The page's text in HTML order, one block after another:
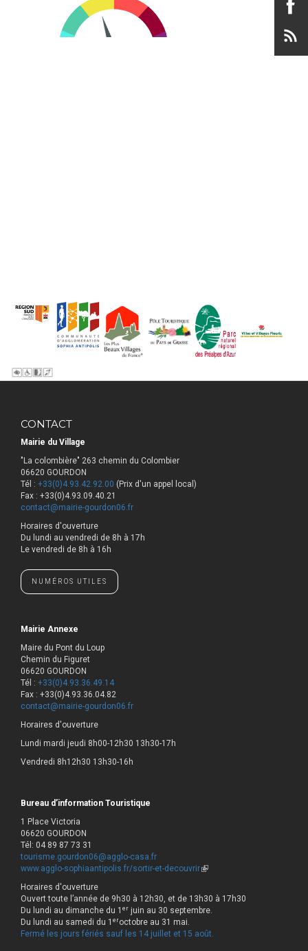
CONTACT
Mairie du Village
"La colombière" 263 chemin du Colombier
06620 GOURDON
Tél : +33(0)4.93.42.92.00 (Prix d'un appel local)
Fax : +33(0)4.93.09.40.21
contact@mairie-gourdon06.fr
Horaires d'ouverture
​Du lundi au vendredi de 8h à 17h
Le vendredi de 8h à 16h
NUMÉROS UTILES
Mairie Annexe
Maire du Pont du Loup
Chemin du Figuret
06620 GOURDON
Tél : +33(0)4.93.36.49.14
Fax : +33(0)4.93.36.04.82
contact@mairie-gourdon06.fr
Horaires d'ouverture
Lundi mardi jeudi 8h00-12h30 13h30-17h
Vendredi 8h12h30 13h30-16h
Bureau d’information Touristique
1 Place Victoria
06620 GOURDON
Tél: 04 89 87 73 31
tourisme.gourdon06@agglo-casa.fr
www.agglo-sophiaantipolis.fr/sortir-et-decouvrir(link
Horaires d'ouverture
Ouvert toute l’année de 9h30 à 12h30, et de 13h30 à 17h30
Du lundi au dimanche du 1 er juin au 30 septembre.
Du lundi au samedi du 1 eroctobre au 31 mai.
Fermé les jours fériés sauf les 14 juillet et 15 août.